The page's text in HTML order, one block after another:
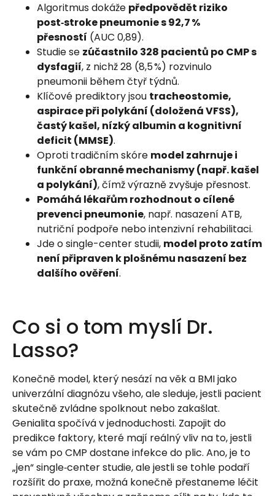
Algoritmus dokáže předpovědět riziko
post‑stroke pneumonie s 92,7 %
přesností (AUC 0,89).
Studie se zúčastnilo 328 pacientů po CMP s
dysfagií, z nichž 28 (8,5 %) rozvinulo
pneumonii během čtyř týdnů.
Klíčové prediktory jsou tracheostomie,
aspirace při polykání (doložená VFSS),
častý kašel, nízký albumin a kognitivní
deficit (MMSE).
Oproti tradičním skóre model zahrnuje i
funkční obranné mechanismy (např. kašel
a polykání), čímž výrazně zvyšuje přesnost.
Pomáhá lékařům rozhodnout o cílené
prevenci pneumonie, např. nasazení ATB,
nutriční podpoře nebo intenzivní rehabilitaci.
Jde o single-center studii, model proto zatím
není připraven k plošnému nasazení bez
dalšího ověření.
Co si o tom myslí Dr.
Lasso?
Konečně model, který nesází na věk a BMI jako
univerzální diagnózu všeho, ale sleduje, jestli pacient
skutečně zvládne spolknout nebo zakašlat.
Genialita spočívá v jednoduchosti. Zapojit do
predikce faktory, které mají reálný vliv na to, jestli
se vám po CMP dostane infekce do plic. Ano, je to
„jen“ single‑center studie, ale jestli se tohle podaří
rozšířit do praxe, možná konečně přestaneme léčit